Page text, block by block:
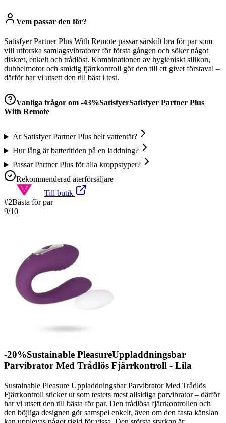
Vem passar den för?
Satisfyer Partner Plus With Remote passar särskilt bra för par som
vill utforska samlagsvibratorer för första gången och söker något
diskret, enkelt och trådlöst. Kombinationen av hygieniskt silikon,
dubbelmotor och smidig fjärrkontroll gör den till ett givet förstaval –
därför har vi utsett den till bäst i test.
Vanliga frågor om -43%SatisfyerSatisfyer Partner Plus
With Remote
Är Satisfyer Partner Plus helt vattentät?
Hur lång är batteritiden på en laddning?
Passar Partner Plus för alla kroppstyper?
Rekommenderad återförsäljare
Till butik
#2Bästa för par
9/10
-20%Sustainable PleasureUppladdningsbar
Parvibrator Med Trådlös Fjärrkontroll - Lila
Sustainable Pleasure Uppladdningsbar Parvibrator Med Trådlös
Fjärrkontroll sticker ut som testets mest allsidiga parvibrator – därför
har vi utsett den till bästa för par. Den trådlösa fjärrkontrollen och
den böjliga designen gör samspel enkelt, även om den fasta känslan